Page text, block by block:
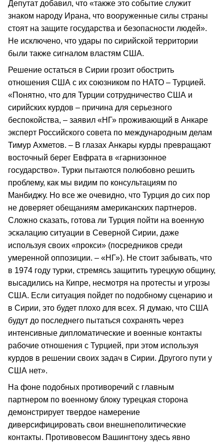
Депутат добавил, что «также это событие служит
знаком народу Ирана, что вооруженные силы страны
стоят на защите государства и безопасности людей».
Не исключено, что удары по сирийской территории
были также сигналом властям США.
Решение остаться в Сирии грозит обострить
отношения США с их союзником по НАТО – Турцией.
«Понятно, что для Турции сотрудничество США и
сирийских курдов – причина для серьезного
беспокойства, – заявил «НГ» проживающий в Анкаре
эксперт Российского совета по международным делам
Тимур Ахметов. – В глазах Анкары курды превращают
восточный берег Евфрата в «гарнизонное
государство». Турки пытаются полюбовно решить
проблему, как мы видим по консультациям по
Манбиджу. Но все же очевидно, что Турция до сих пор
не доверяет обещаниям американских партнеров.
Сложно сказать, готова ли Турция пойти на военную
эскалацию ситуации в Северной Сирии, даже
используя своих «прокси» (посредников среди
умеренной оппозиции. – «НГ»). Не стоит забывать, что
в 1974 году турки, стремясь защитить турецкую общину,
высадились на Кипре, несмотря на протесты и угрозы
США. Если ситуация пойдет по подобному сценарию и
в Сирии, это будет плохо для всех. Я думаю, что США
будут до последнего пытаться сохранять через
интенсивные дипломатические и военные контакты
рабочие отношения с Турцией, при этом используя
курдов в решении своих задач в Сирии. Другого пути у
США нет».
На фоне подобных противоречий с главным
партнером по военному блоку турецкая сторона
демонстрирует твердое намерение
диверсифицировать свои внешнеполитические
контакты. Противовесом Вашингтону здесь явно